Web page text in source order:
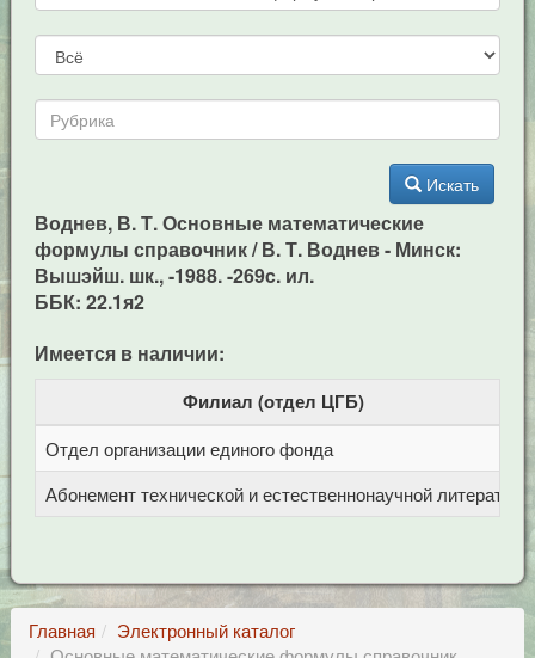
Искать
Воднев, В. Т. Основные математические
формулы справочник / В. Т. Воднев - Минск:
Вышэйш. шк., -1988. -269c. ил.
ББК: 22.1я2
Имеется в наличии:
Филиал (отдел ЦГБ)
Отдел организации единого фонда
Абонемент технической и естественнонаучной литерат
Главная
Электронный каталог